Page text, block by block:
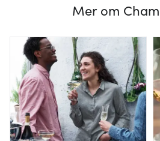
Mer om